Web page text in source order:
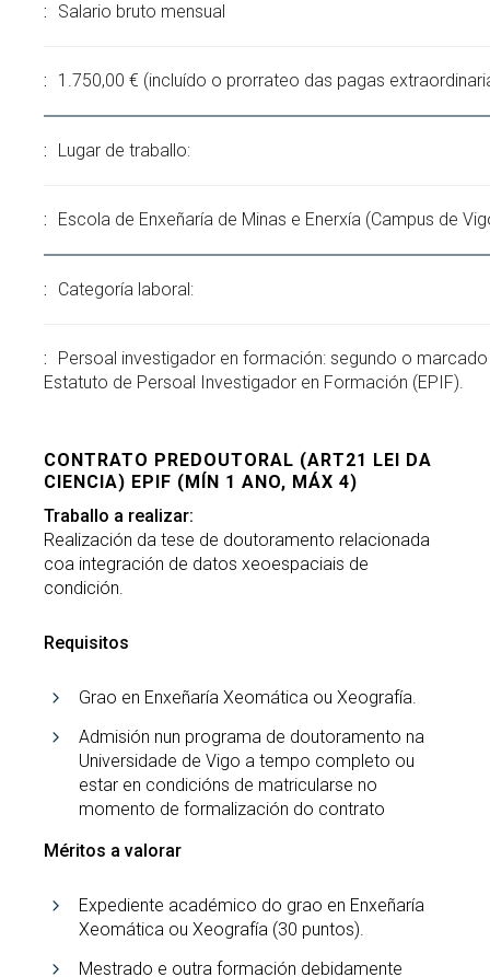
Salario bruto mensual
1.750,00 € (incluído o prorrateo das pagas
Lugar de traballo:
Escola de Enxeñaría de Minas e Enerxía (Campus de
Categoría laboral:
Persoal investigador en formación: segundo o
Estatuto de Persoal Investigador en Formación (EPIF).
CONTRATO PREDOUTORAL (ART21 LEI DA
CIENCIA) EPIF (MÍN 1 ANO, MÁX 4)
Traballo a realizar:
Realización da tese de doutoramento relacionada
coa integración de datos xeoespaciais de
condición.
Requisitos
Grao en Enxeñaría Xeomática ou Xeografía.
Admisión nun programa de doutoramento na
Universidade de Vigo a tempo completo ou
estar en condicións de matricularse no
momento de formalización do contrato
Méritos a valorar
Expediente académico do grao en Enxeñaría
Xeomática ou Xeografía (30 puntos).
Mestrado e outra formación debidamente